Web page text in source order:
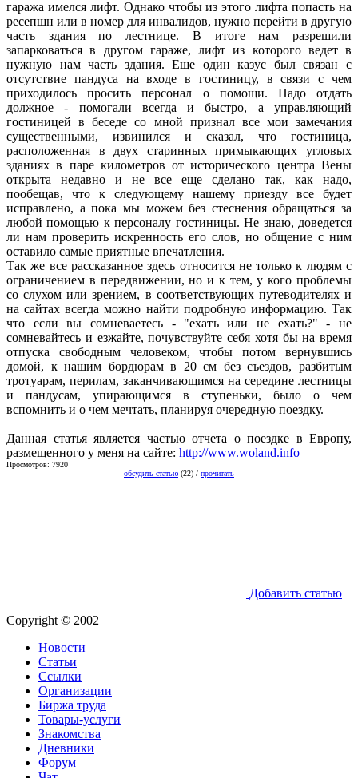
гаража имелся лифт. Однако чтобы из этого лифта попасть на
ресепшн или в номер для инвалидов, нужно перейти в другую
часть здания по лестнице. В итоге нам разрешили
запарковаться в другом гараже, лифт из которого ведет в
нужную нам часть здания. Еще один казус был связан с
отсутствие пандуса на входе в гостиницу, в связи с чем
приходилось просить персонал о помощи. Надо отдать
должное - помогали всегда и быстро, а управляющий
гостиницей в беседе со мной признал все мои замечания
существенными, извинился и сказал, что гостиница,
расположенная в двух старинных примыкающих угловых
зданиях в паре километров от исторического центра Вены
открыта недавно и не все еще сделано так, как надо,
пообещав, что к следующему нашему приезду все будет
исправлено, а пока мы можем без стеснения обращаться за
любой помощью к персоналу гостиницы. Не знаю, доведется
ли нам проверить искренность его слов, но общение с ним
оставило самые приятные впечатления.
Так же все рассказанное здесь относится не только к людям с
ограничением в передвижении, но и к тем, у кого проблемы
со слухом или зрением, в соответствующих путеводителях и
на сайтах всегда можно найти подробную информацию. Так
что если вы сомневаетесь - "ехать или не ехать?" - не
сомневайтесь и езжайте, почувствуйте себя хотя бы на время
отпуска свободным человеком, чтобы потом вернувшись
домой, к нашим бордюрам в 20 см без съездов, разбитым
тротуарам, перилам, заканчивающимся на середине лестницы
и пандусам, упирающимся в ступеньки, было о чем
вспомнить и о чем мечтать, планируя очередную поездку.
Данная статья является частью отчета о поездке в Европу,
размещенного у меня на сайте: http://www.woland.info
Просмотров: 7920
обсудить статью (22) / прочитать
Добавить статью
Copyright © 2002
Новости
Статьи
Ссылки
Организации
Биржа труда
Товары-услуги
Знакомства
Дневники
Форум